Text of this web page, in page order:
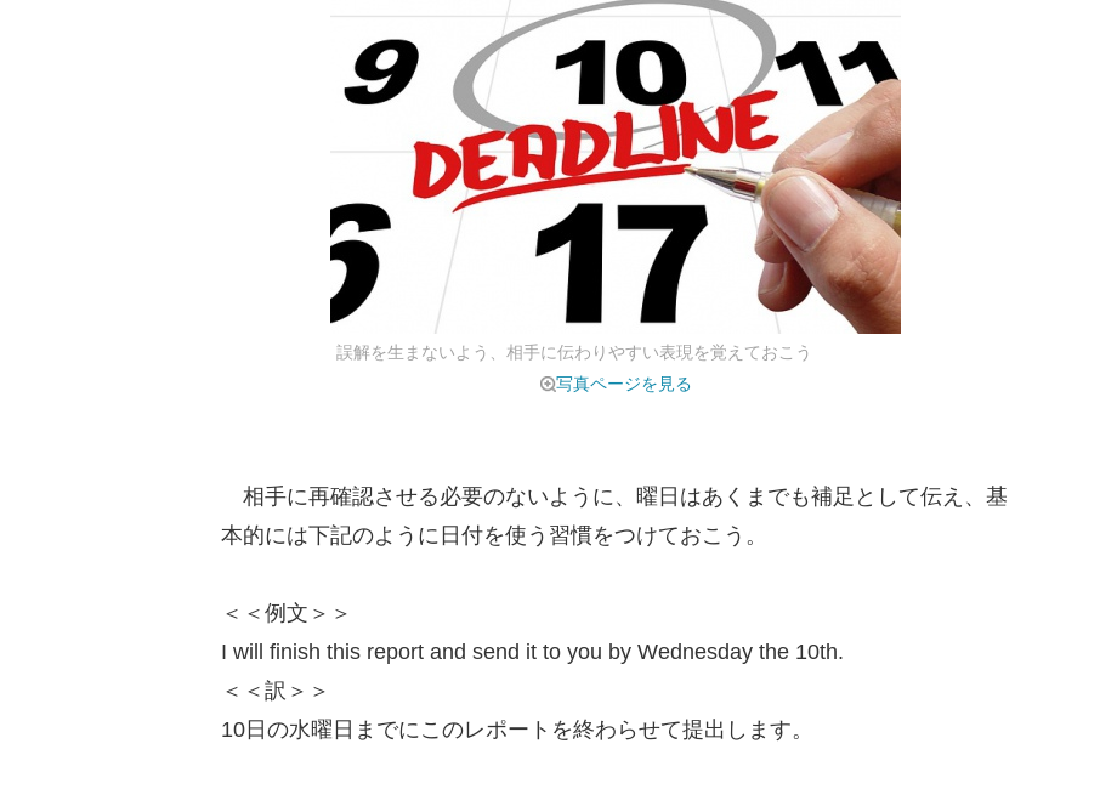
誤解を生まないよう、相手に伝わりやすい表現を覚えておこう
写真ページを見る
相手に再確認させる必要のないように、曜日はあくまでも補足として伝え、基
本的には下記のように日付を使う習慣をつけておこう。
＜＜例文＞＞
I will finish this report and send it to you by Wednesday the 10th.
＜＜訳＞＞
10日の水曜日までにこのレポートを終わらせて提出します。